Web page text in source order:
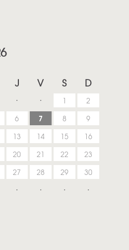
J V S D
1
2
6 7 8
9
13 14 15
16
20 21 22
23
27 28 29
30